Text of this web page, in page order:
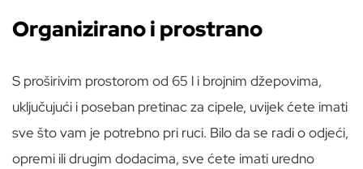
Organizirano i prostrano
S proširivim prostorom od 65 l i brojnim džepovima,
uključujući i poseban pretinac za cipele, uvijek ćete imati
sve što vam je potrebno pri ruci. Bilo da se radi o odjeći,
opremi ili drugim dodacima, sve ćete imati uredno